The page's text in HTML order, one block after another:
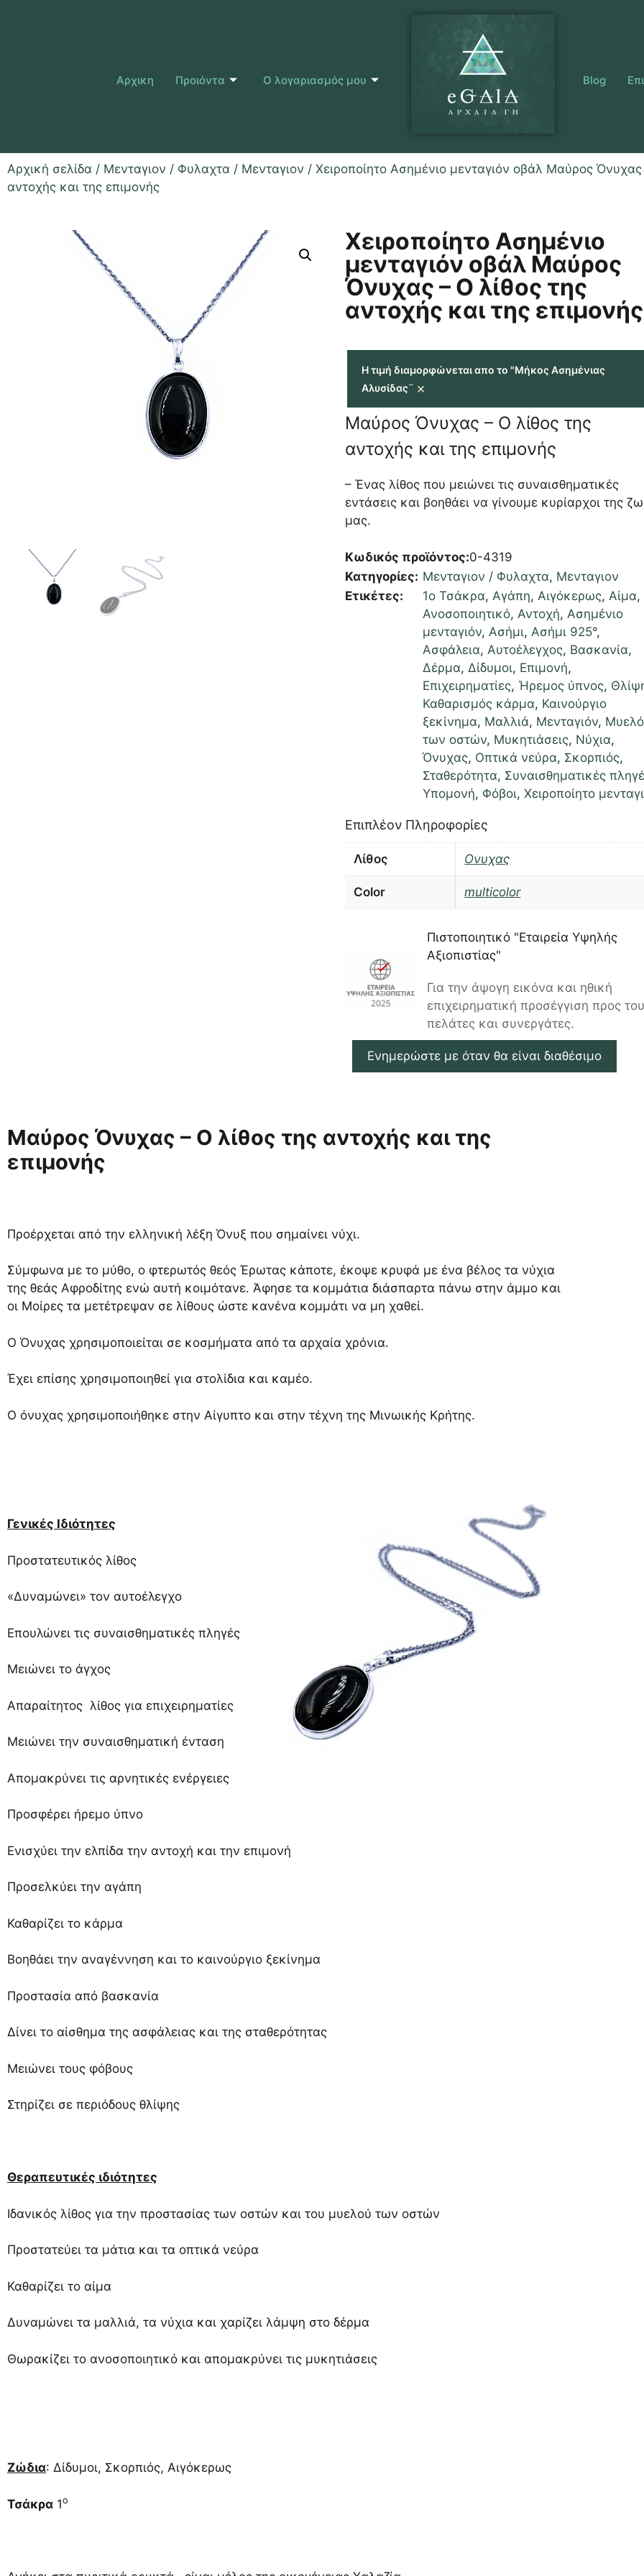
Αρχικη Προιόντα Ο λογαριασμός μου Blog
Αρχική σελίδα / Μενταγιον / Φυλαχτα / Μενταγιον / Χειροποίητο Ασημένιο μενταγιόν οβάλ Μαύρος Όνυχας
αντοχής και της επιμονής
Χειροποίητο Ασημένιο
μενταγιόν οβάλ Μαύρος
Όνυχας – Ο λίθος της
αντοχής και της επιμονής
Η τιμή διαμορφώνεται απο το "Μήκος Ασημένιας
Αλυσίδας¨ ×
Μαύρος Όνυχας – Ο λίθος της
αντοχής και της επιμονής
– Ένας λίθος που μειώνει τις συναισθηματικές
εντάσεις και βοηθάει να γίνουμε κυρίαρχοι της
μας.
Κωδικός προϊόντος:0-4319
Κατηγορίες: Μενταγιον / Φυλαχτα, Μενταγιον
Ετικέτες:
1ο Τσάκρα, Αγάπη, Αιγόκερως, Αίμα,
Ανοσοποιητικό, Αντοχή, Ασημένιο
μενταγιόν, Ασήμι, Ασήμι 925°,
Ασφάλεια, Αυτοέλεγχος, Βασκανία,
Δέρμα, Δίδυμοι, Επιμονή,
Επιχειρηματίες, Ήρεμος ύπνος,
Καθαρισμός κάρμα, Καινούργιο
ξεκίνημα, Μαλλιά, Μενταγιόν,
των οστών, Μυκητιάσεις, Νύχια,
Όνυχας, Οπτικά νεύρα, Σκορπιός,
Σταθερότητα, Συναισθηματικές
Υπομονή, Φόβοι,Χειροποίητο
Επιπλέον Πληροφορίες
Λίθος Ονυχας
Color multicolor
Πιστοποιητικό "Εταιρεία Υψηλής
Αξιοπιστίας"
Για την άψογη εικόνα και ηθική
επιχειρηματική προσέγγιση προς
πελάτες και συνεργάτες.
Ενημερώστε με όταν θα είναι διαθέσιμο
Μαύρος Όνυχας – Ο λίθος της αντοχής και της
επιμονής
Προέρχεται από την ελληνική λέξη Όνυξ που σημαίνει νύχι.
Σύμφωνα με το μύθο, ο φτερωτός θεός Έρωτας κάποτε, έκοψε κρυφά με ένα βέλος τα νύχια
της θεάς Αφροδίτης ενώ αυτή κοιμότανε. Άφησε τα κομμάτια διάσπαρτα πάνω στην άμμο και
οι Μοίρες τα μετέτρεψαν σε λίθους ώστε κανένα κομμάτι να μη χαθεί.
Ο Όνυχας χρησιμοποιείται σε κοσμήματα από τα αρχαία χρόνια.
Έχει επίσης χρησιμοποιηθεί για στολίδια και καμέο.
Ο όνυχας χρησιμοποιήθηκε στην Αίγυπτο και στην τέχνη της Μινωικής Κρήτης.
Γενικές Ιδιότητες
Προστατευτικός λίθος
«Δυναμώνει» τον αυτοέλεγχο
Επουλώνει τις συναισθηματικές πληγές
Μειώνει το άγχος
Απαραίτητος λίθος για επιχειρηματίες
Μειώνει την συναισθηματική ένταση
Απομακρύνει τις αρνητικές ενέργειες
Προσφέρει ήρεμο ύπνο
Ενισχύει την ελπίδα την αντοχή και την επιμονή
Προσελκύει την αγάπη
Καθαρίζει το κάρμα
Βοηθάει την αναγέννηση και το καινούργιο ξεκίνημα
Προστασία από βασκανία
Δίνει το αίσθημα της ασφάλειας και της σταθερότητας
Μειώνει τους φόβους
Στηρίζει σε περιόδους θλίψης
Θεραπευτικές ιδιότητες
Ιδανικός λίθος για την προστασίας των οστών και του μυελού των οστών
Προστατεύει τα μάτια και τα οπτικά νεύρα
Καθαρίζει το αίμα
Δυναμώνει τα μαλλιά, τα νύχια και χαρίζει λάμψη στο δέρμα
Θωρακίζει το ανοσοποιητικό και απομακρύνει τις μυκητιάσεις
Ζώδια: Δίδυμοι, Σκορπιός, Αιγόκερως
Τσάκρα 1ο